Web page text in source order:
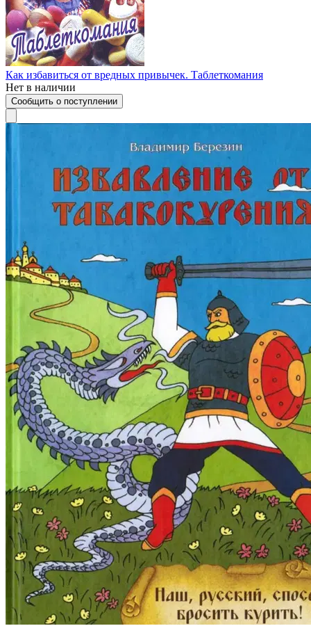
Как избавиться от вредных привычек. Таблеткомания
Нет в наличии
Сообщить о поступлении